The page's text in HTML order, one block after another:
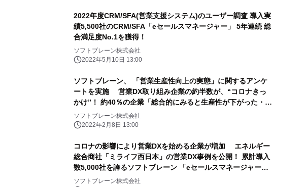
2022年度CRM/SFA(営業支援システム)のユーザー調査 導入実
績5,500社のCRM/SFA「eセールスマネージャー」 5年連続 総
合満足度No.1を獲得！
ソフトブレーン株式会社
2022年5月10日 13:00
ソフトブレーン、 「営業生産性向上の実態」に関するアンケ
ートを実施 営業DX取り組み企業の約半数が、“コロナきっ
かけ”！ 約40％の企業「総合的にみると生産性が下がった・変
化なし」
ソフトブレーン株式会社
2022年2月8日 13:00
コロナの影響により営業DXを始める企業が増加 エネルギー
総合商社「ミライフ西日本」の営業DX事例を公開！ 累計導入
数5,000社を誇るソフトブレーン 「eセールスマネージャー」
が支援
ソフトブレーン株式会社